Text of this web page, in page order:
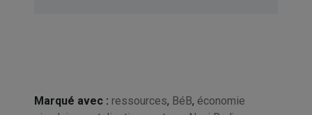
Marqué avec : ressources, BéB, économie